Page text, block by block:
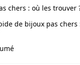
chers : où les trouver
de bijoux pas chers